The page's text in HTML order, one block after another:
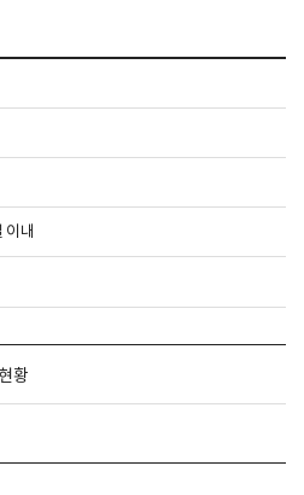
이내
황